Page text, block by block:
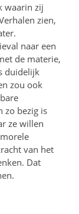
waarin zij
zien,
naar een
de materie,
duidelijk
zou ook
zo bezig is
ze willen
van het
Dat